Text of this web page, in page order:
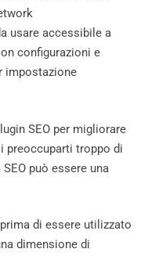
usare accessibile a
configurazioni e
impostazione
SEO per migliorare
preoccuparti troppo di
può essere una
di essere utilizzato
dimensione di